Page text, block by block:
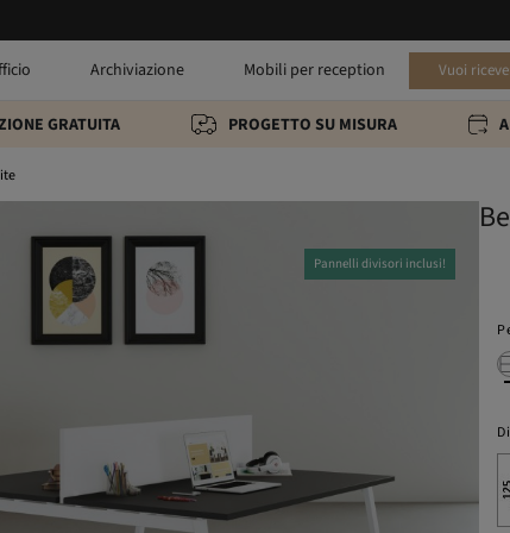
Archiviazione Mobili per reception Vuoi
GRATUITA PROGETTO SU MISURA
Pannelli divisori inclusi!